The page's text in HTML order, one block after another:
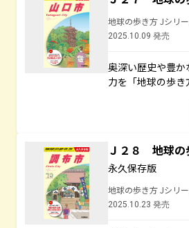
地球の歩き方 Jシリー
2025.10.09 発売
奥深い歴史や豊
力を「地球の歩
Ｊ２８ 地球
永久保存版
地球の歩き方 Jシリー
2025.10.23 発売